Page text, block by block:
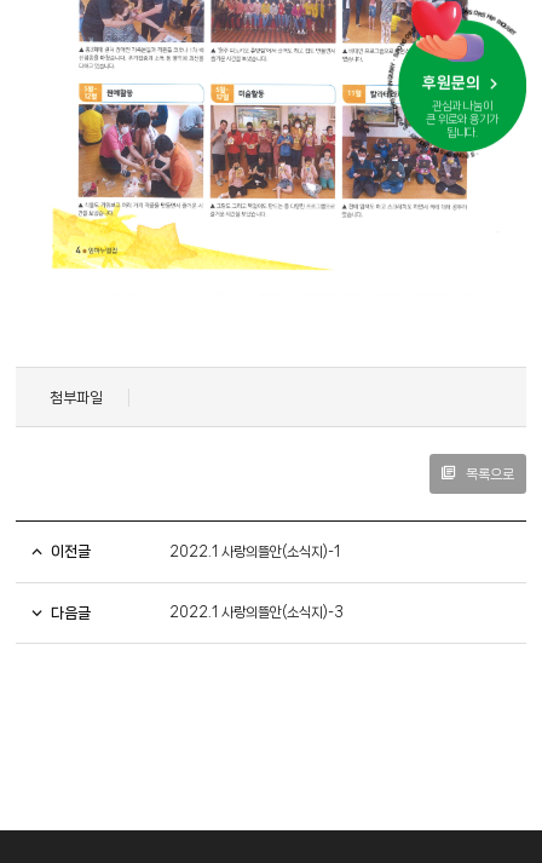
첨부파일
목록으로
이전글 2022.1 사랑의뜰안(소식지)-1
다음글 2022.1 사랑의뜰안(소식지)-3
· SPONSORSHIP INQUIRY · SPONSORSHIP INQUIRY · SPONSORSHIP INQUIRY · SPONSORSHIP INQUIRY
후원문의
관심과 나눔이
큰 위로와 용기가
됩니다.